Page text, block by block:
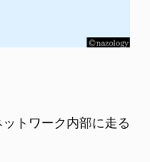
トワーク内部に走る